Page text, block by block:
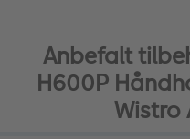
Anbefalt
H600P
Wistro